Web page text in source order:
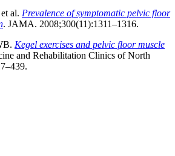
al. Prevalence of symptomatic pelvic floor
. JAMA. 2008;300(11):1311–1316.
Kegel exercises and pelvic floor muscle
and Rehabilitation Clinics of North